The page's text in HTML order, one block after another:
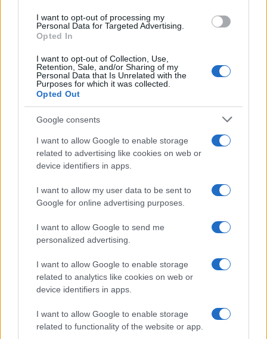
I want to opt-out of processing my
Personal Data for Targeted Advertising.
Opted In
I want to opt-out of Collection, Use,
Retention, Sale, and/or Sharing of my
Personal Data that Is Unrelated with the
Purposes for which it was collected.
Opted Out
Google consents
I want to allow Google to enable storage
related to advertising like cookies on web or
device identifiers in apps.
I want to allow my user data to be sent to
Google for online advertising purposes.
I want to allow Google to send me
personalized advertising.
I want to allow Google to enable storage
related to analytics like cookies on web or
device identifiers in apps.
I want to allow Google to enable storage
related to functionality of the website or app.
Barreras no arancelarias: normas
técnicas, subsidios y compras públicas
El proteccionismo no siempre se manifiesta a través…
ECONOMÍA
Paros de Groundforce afectan vuelos y
equipajes en Madrid, Barcelona y otros
aeropuertos